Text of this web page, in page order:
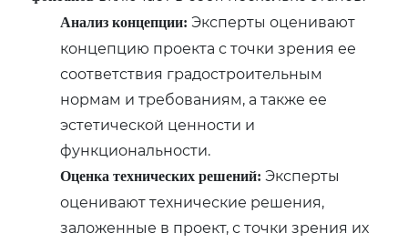
Анализ концепции: Эксперты оценивают
концепцию проекта с точки зрения ее
соответствия градостроительным
нормам и требованиям‚ а также ее
эстетической ценности и
функциональности.
Оценка технических решений: Эксперты
оценивают технические решения‚
заложенные в проект‚ с точки зрения их